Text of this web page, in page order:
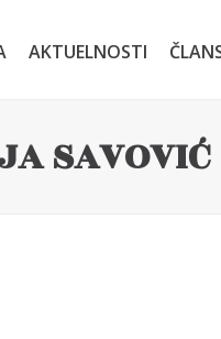
AKTUELNOSTI
SAVOVIĆ